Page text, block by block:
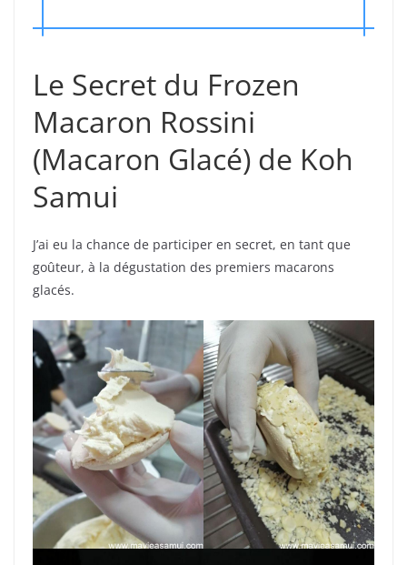
Le Secret du Frozen
Macaron Rossini
(Macaron Glacé) de Koh
Samui
J’ai eu la chance de participer en secret, en tant que
goûteur, à la dégustation des premiers macarons
glacés.